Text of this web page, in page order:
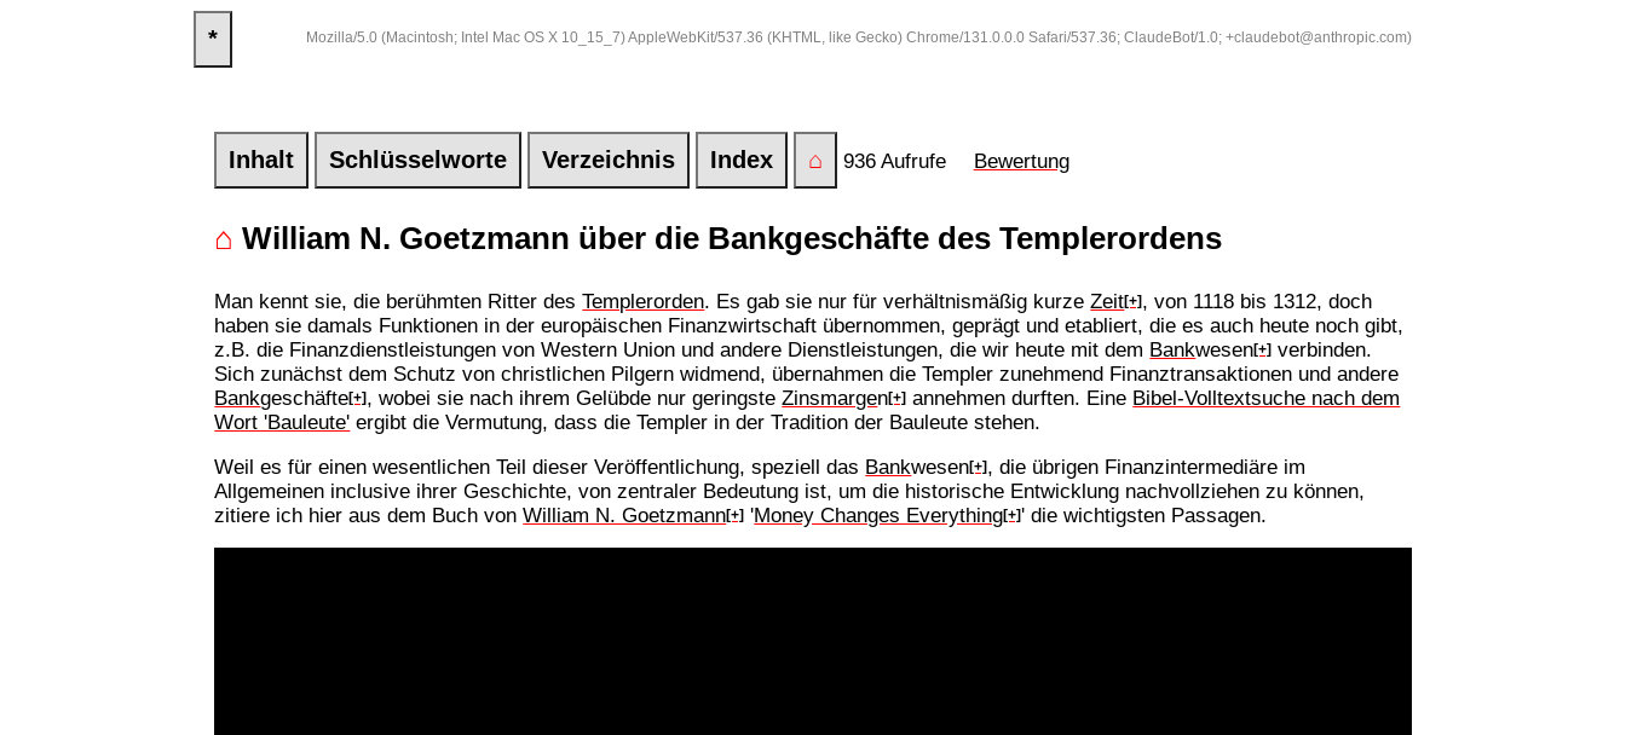
* Mozilla/5.0 (Macintosh; Intel Mac OS X 10_15_7) AppleWebKit/537.36 (KHTML, like Gecko) Chrome/131.0.0.0 Safari/537.36; ClaudeBot/1.0; +claudebot@anthropic.com)
Inhalt Schlüsselworte Verzeichnis Index ⌂ 936 Aufrufe Bewertung
⌂ William N. Goetzmann über die Bankgeschäfte des Templerordens
Man kennt sie, die berühmten Ritter desTemplerorden. Es gab sie nur für verhältnismäßig kurzeZeit[+], von 1118 bis 1312, doch
haben sie damals Funktionen in der europäischen Finanzwirtschaft übernommen, geprägt und etabliert, die es auch heute noch gibt,
z.B. die Finanzdienstleistungen von Western Union und andere Dienstleistungen, die wir heute mit dem Bankwesen[+] verbinden.
Sich zunächst dem Schutz von christlichen Pilgern widmend, übernahmen die Templer zunehmend Finanztransaktionen und andere
Bankgeschäfte[+], wobei sie nach ihrem Gelübde nur geringsteZinsmargen[+] annehmen durften. Eine Bibel-Volltextsuche nach dem
Wort 'Bauleute' ergibt die Vermutung, dass die Templer in der Tradition der Bauleute stehen.
Weil es für einen wesentlichen Teil dieser Veröffentlichung, speziell das Bankwesen[+] , die übrigen Finanzintermediäre im
Allgemeinen inclusive ihrer Geschichte, von zentraler Bedeutung ist, um die historische Entwicklung nachvollziehen zu können,
zitiere ich hier aus dem Buch vonWilliam N. Goetzmann[+] 'Money Changes Everything[+]' die wichtigsten Passagen.